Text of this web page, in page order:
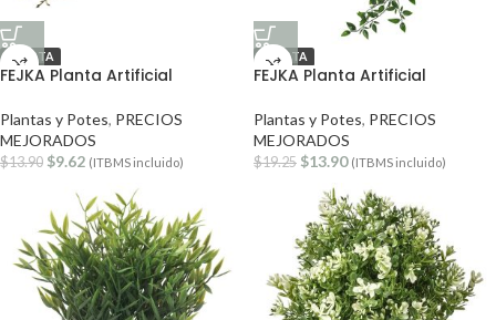
OFERTA
FEJKA Planta Artificial
Plantas y Potes, PRECIOS
MEJORADOS
$13.90 $9.62 (ITBMS incluido)
OFERTA
FEJKA Planta Artificial
Plantas y Potes, PRECIOS
MEJORADOS
$19.25 $13.90 (ITBMS incluido)